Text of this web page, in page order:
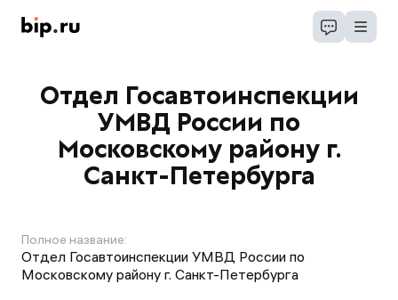
Отдел Госавтоинспекции
УМВД России по
Московскому району г.
Санкт-Петербурга
Полное название:
Отдел Госавтоинспекции УМВД России по
Московскому району г. Санкт-Петербурга